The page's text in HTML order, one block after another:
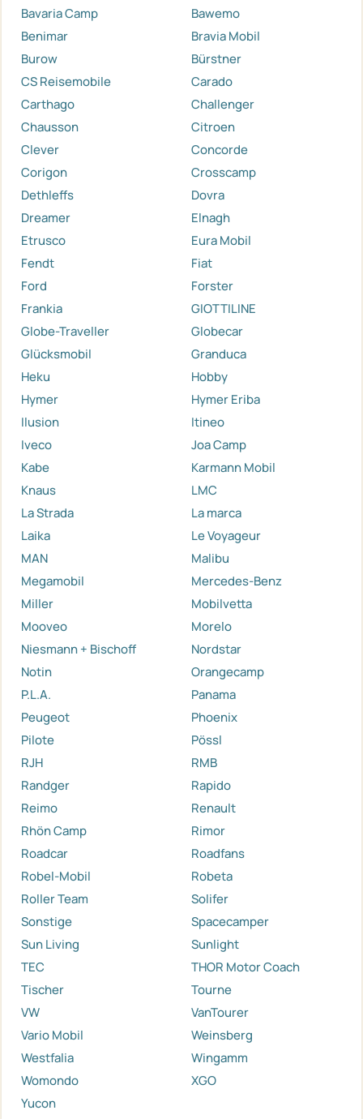
Bavaria Camp
Bawemo
Benimar
Bravia Mobil
Burow
Bürstner
CS Reisemobile
Carado
Carthago
Challenger
Chausson
Citroen
Clever
Concorde
Corigon
Crosscamp
Dethleffs
Dovra
Dreamer
Elnagh
Etrusco
Eura Mobil
Fendt
Fiat
Ford
Forster
Frankia
GIOTTILINE
Globe-Traveller
Globecar
Glücksmobil
Granduca
Heku
Hobby
Hymer
Hymer Eriba
Ilusion
Itineo
Iveco
Joa Camp
Kabe
Karmann Mobil
Knaus
LMC
La Strada
La marca
Laika
Le Voyageur
MAN
Malibu
Megamobil
Mercedes-Benz
Miller
Mobilvetta
Mooveo
Morelo
Niesmann + Bischoff
Nordstar
Notin
Orangecamp
P.L.A.
Panama
Peugeot
Phoenix
Pilote
Pössl
RJH
RMB
Randger
Rapido
Reimo
Renault
Rhön Camp
Rimor
Roadcar
Roadfans
Robel-Mobil
Robeta
Roller Team
Solifer
Sonstige
Spacecamper
Sun Living
Sunlight
TEC
THOR Motor Coach
Tischer
Tourne
VW
VanTourer
Vario Mobil
Weinsberg
Westfalia
Wingamm
Womondo
XGO
Yucon